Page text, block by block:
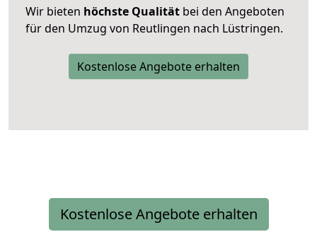
Wir bieten höchste Qualität bei den Angeboten
für den Umzug von Reutlingen nach Lüstringen.
Kostenlose Angebote erhalten
Kostenlose Angebote erhalten